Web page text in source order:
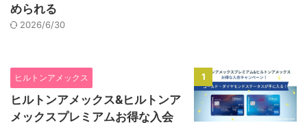
められる
2026/6/30
1
ヒルトンアメックス
ヒルトンアメックス&ヒルトンア
メックスプレミアムお得な入会